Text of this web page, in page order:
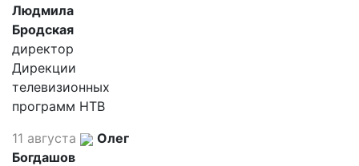
Людмила
Бродская
директор
Дирекции
телевизионных
программ НТВ
11 августа
Олег
Богдашов